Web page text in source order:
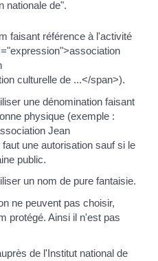
nationale de".
faisant référence à l'activité
culturelle de ...</span>).
une dénomination faisant
physique (exemple :
Jean
une autorisation sauf si le
public.
un nom de pure fantaisie.
ne peuvent pas choisir,
protégé. Ainsi il n'est pas
de l'Institut national de